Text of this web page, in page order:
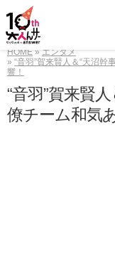
HOME
エンタメ
“音羽”賀来賢人＆“天沼幹
響！
“音羽”賀来賢
僚チーム和気